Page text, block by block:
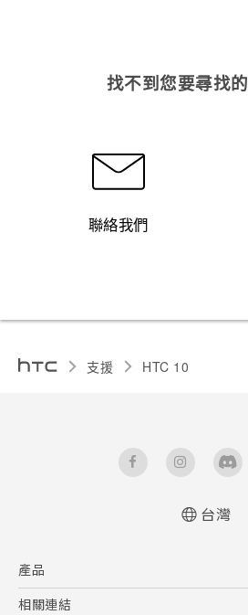
找不到您要尋找
聯絡我們
支援 HTC 10‎
台灣
產品
5G
相關連結